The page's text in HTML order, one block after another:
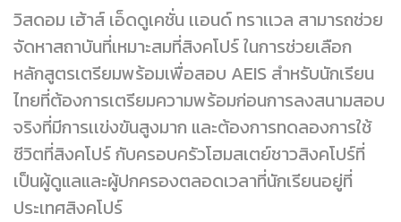
วิสดอม เฮ้าส์ เอ็ดดูเคชั่น เเอนด์ ทราเเวล สามารถช่วย
จัดหาสถาบันที่เหมาะสมที่สิงคโปร์ ในการช่วยเลือก
หลักสูตรเตรียมพร้อมเพื่อสอบ AEIS สำหรับนักเรียน
ไทยที่ต้องการเตรียมความพร้อมก่อนการลงสนามสอบ
จริงที่มีการเเข่งขันสูงมาก และต้องการทดลองการใช้
ชีวิตที่สิงคโปร์ กับครอบครัวโฮมสเตย์ชาวสิงคโปร์ที่
เป็นผู้ดูแลและผู้ปกครองตลอดเวลาที่นักเรียนอยู่ที่
ประเทศสิงคโปร์